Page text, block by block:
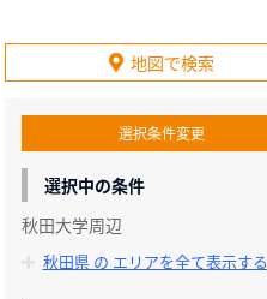
地図で検索
選択条件変更
選択中の条件
秋田大学周辺
秋田県 の エリアを全て表示する